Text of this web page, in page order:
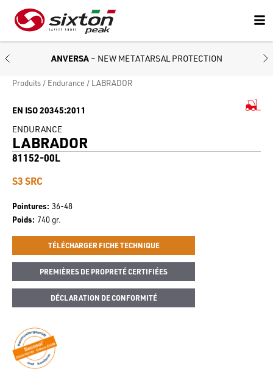
ANVERSA – NEW METATARSAL PROTECTION
Produits Endurance LABRADOR
EN ISO 20345:2011
ENDURANCE
LABRADOR
81152-00L
S3 SRC
Pointures 36-48
Poids 740 gr.
TÉLÉCHARGER FICHE TECHNIQUE
PREMIÈRES DE PROPRETÉ CERTIFIÉES
DÉCLARATION DE CONFORMITÉ